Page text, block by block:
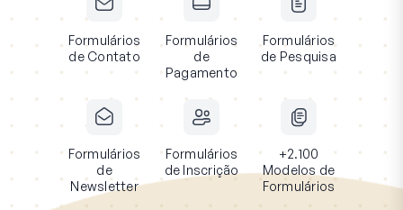
Formulários
de Contato
Formulários
de
Pagamento
Formulários
de Pesquisa
Formulários
de
Newsletter
Formulários
de Inscrição
+2.100
Modelos de
Formulários